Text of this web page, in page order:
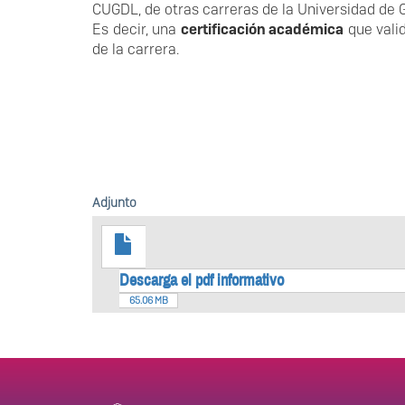
CUGDL, de otras carreras de la Universidad
Es decir, una certificación académica que
de la carrera.
Adjunto
Descarga el pdf informativo
65.06 MB